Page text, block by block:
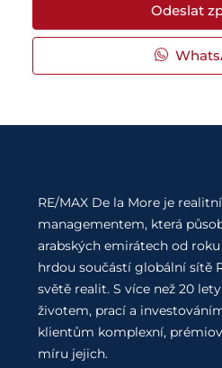
Odeslat
RE/MAX De la More je
managementem, která
arabských emirátech od
hrdou součástí globální sítě
světě realit. S více než 20
životem, prací a
klientům komplexní,
míru jejich.